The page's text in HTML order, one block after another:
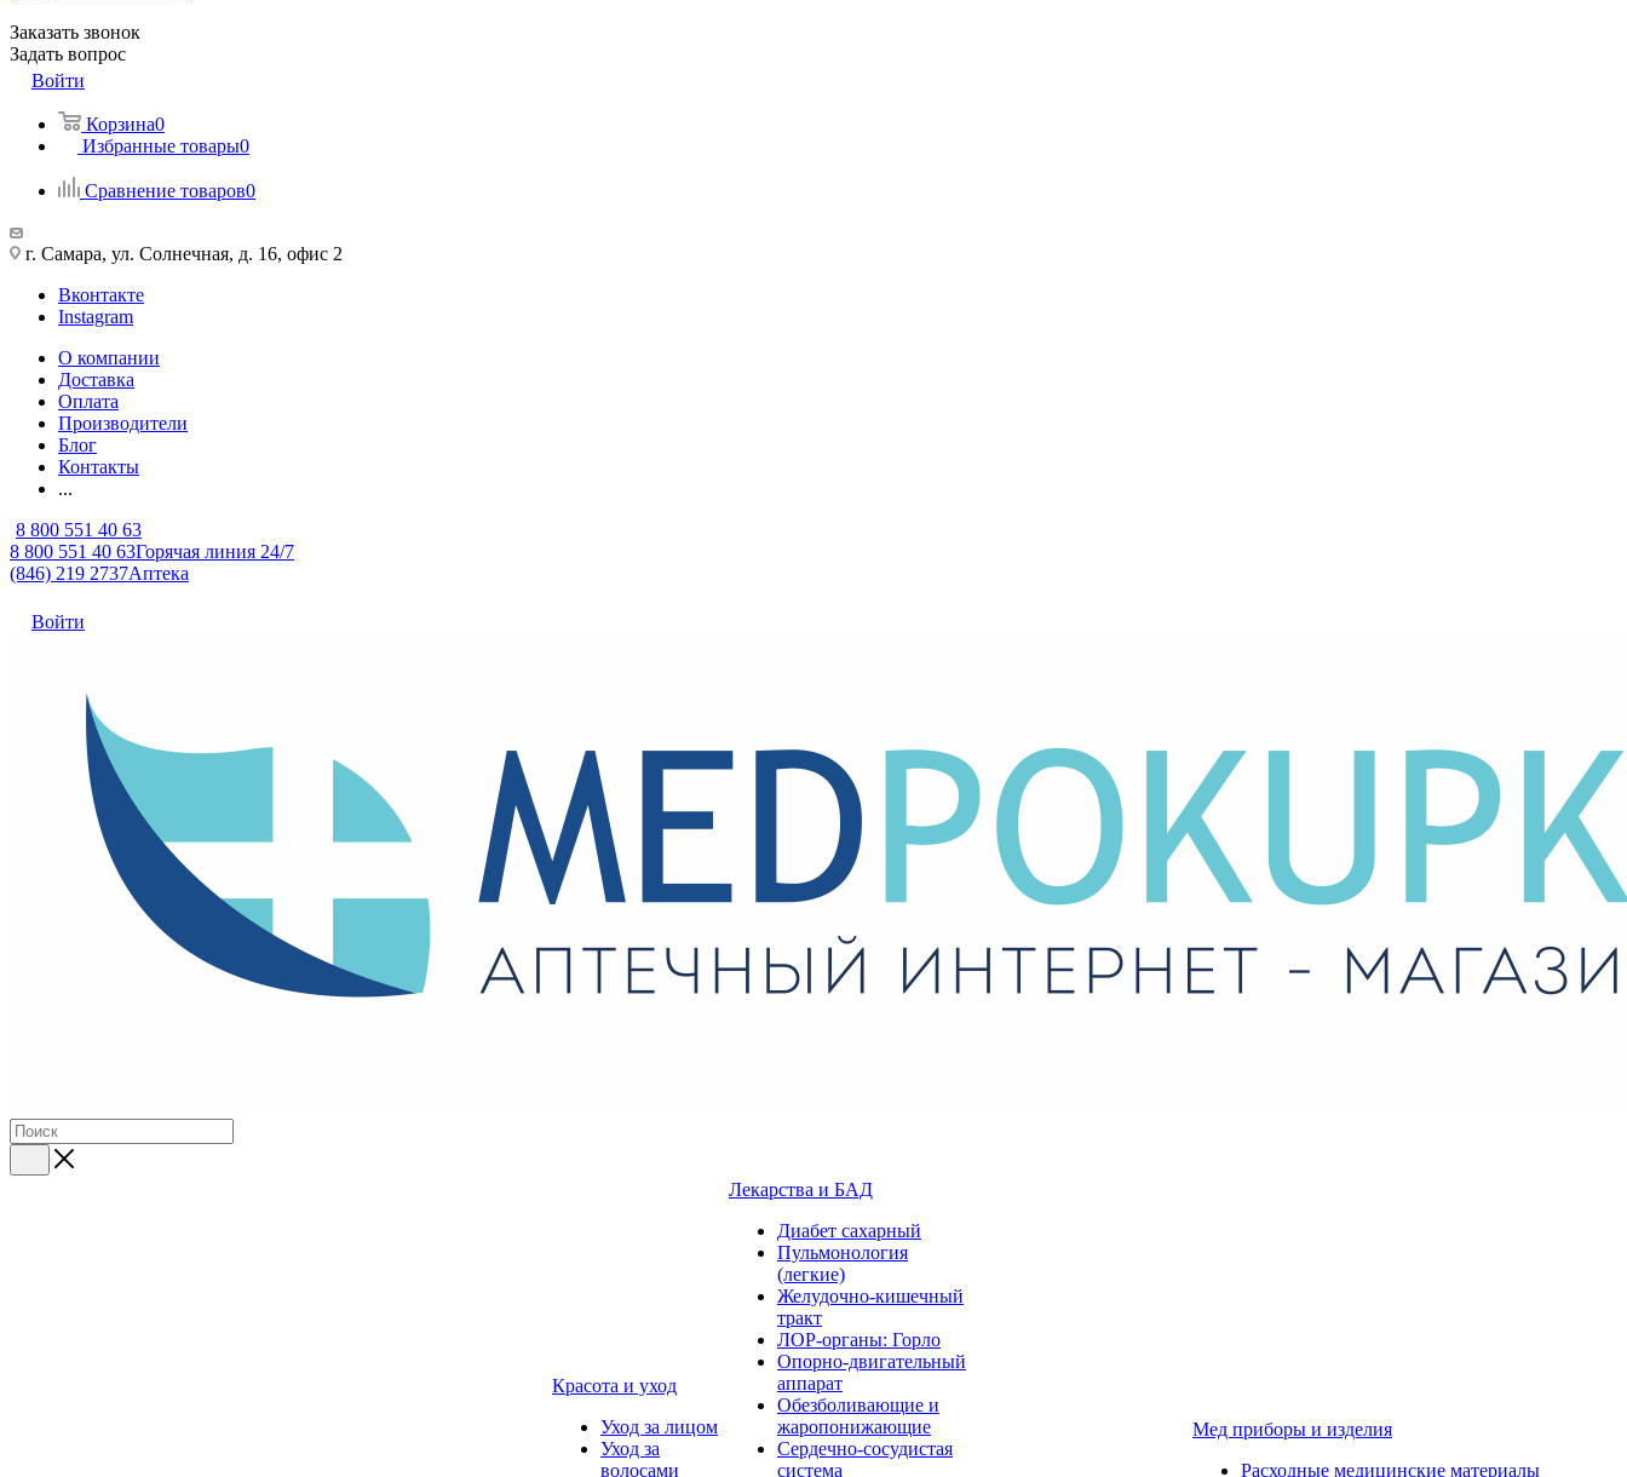
Заказать звонок
Задать вопрос
Войти
Корзина0
Избранные товары0
Сравнение товаров0
г. Самара, ул. Солнечная, д. 16, офис 2
Вконтакте
Instagram
О компании
Доставка
Оплата
Производители
Блог
Контакты
...
8 800 551 40 63
8 800 551 40 63Горячая линия 24/7
(846) 219 2737Аптека
Войти
Красота и уход
Уход за лицом
Уход за
волосами
Лекарства и БАД
Диабет сахарный
Пульмонология
(легкие)
Желудочно-кишечный
тракт
ЛОР-органы: Горло
Опорно-двигательный
аппарат
Обезболивающие и
жаропонижающие
Сердечно-сосудистая
система
Мед приборы и изделия
Расходные медицинские материалы